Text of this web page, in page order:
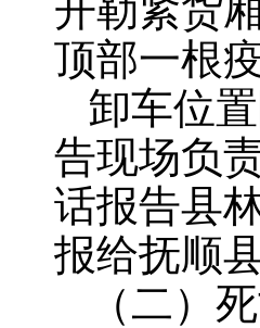
开勒紧‌货
顶部一根
卸车位
告现场负
话报告县
报给抚顺
（二）